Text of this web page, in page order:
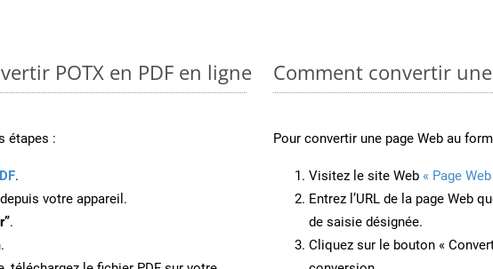
POTX en PDF en ligne
étapes :
.
votre appareil.
.
Comment convertir
Pour convertir une page Web au
Visitez le site Web « Page
Entrez l’URL de la page Web
de saisie désignée.
Cliquez sur le bouton «